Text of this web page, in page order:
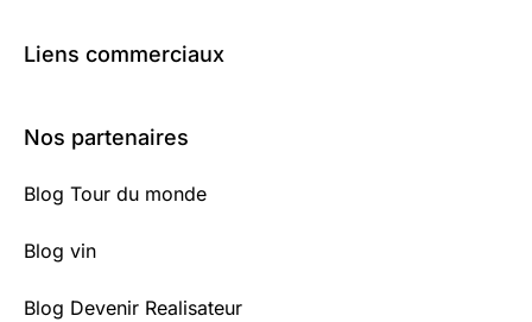
Liens commerciaux
Nos partenaires
Blog Tour du monde
Blog vin
Blog Devenir Realisateur